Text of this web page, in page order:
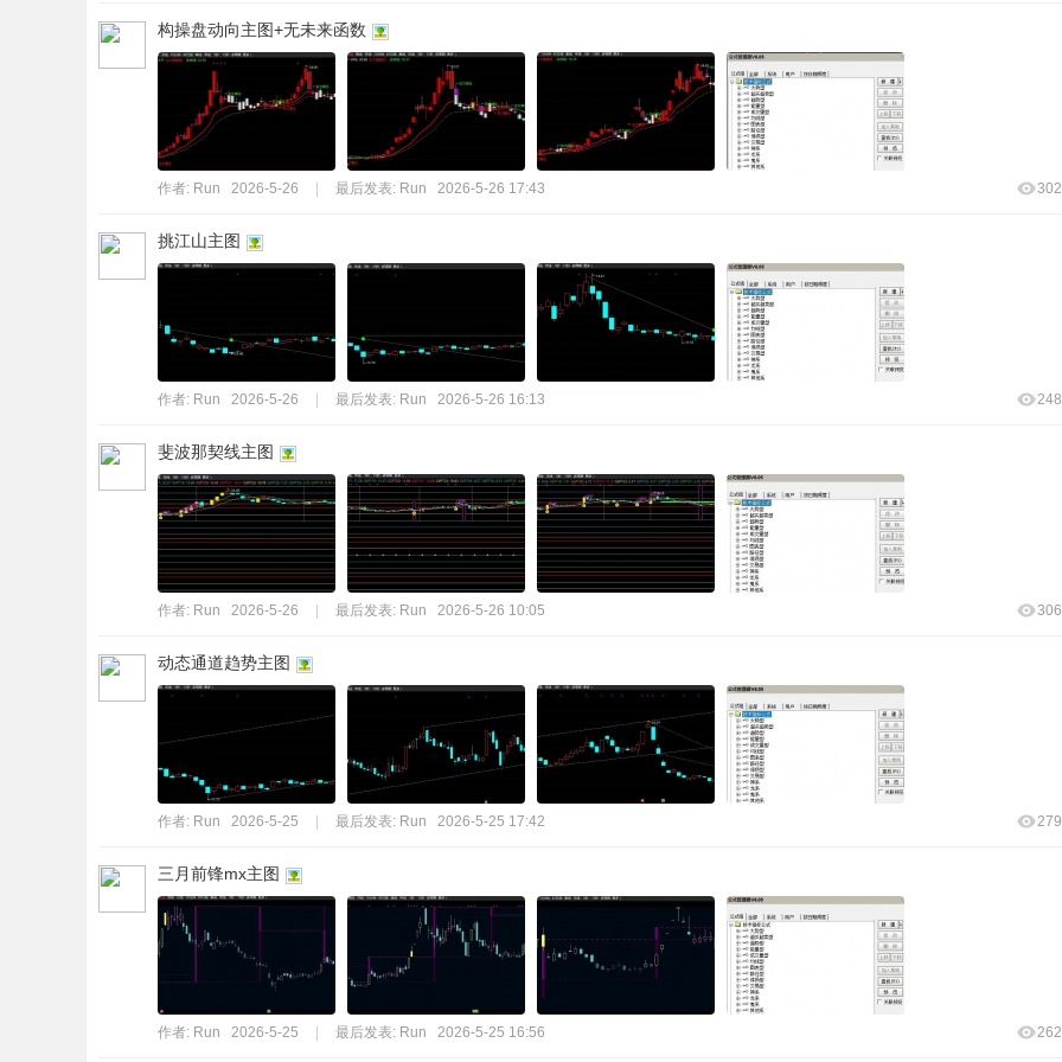
构操盘动向主图+无未来函数
作者: Run 2026-5-26 最后发表: Run 2026-5-26 17:43 302
挑江山主图
作者: Run 2026-5-26 最后发表: Run 2026-5-26 16:13 248
斐波那契线主图
作者: Run 2026-5-26 最后发表: Run 2026-5-26 10:05 306
动态通道趋势主图
作者: Run 2026-5-25 最后发表: Run 2026-5-25 17:42 279
三月前锋mx主图
作者: Run 2026-5-25 最后发表: Run 2026-5-25 16:56 262